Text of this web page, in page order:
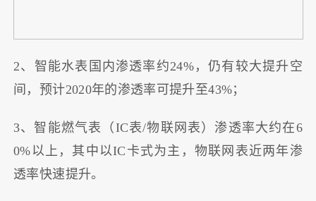
2、智能水表国内渗透率约24%，仍有较大提升空
间，预计2020年的渗透率可提升至43%；
3、智能燃气表（IC表/物联网表）渗透率大约在6
0%以上，其中以IC卡式为主，物联网表近两年渗
透率快速提升。